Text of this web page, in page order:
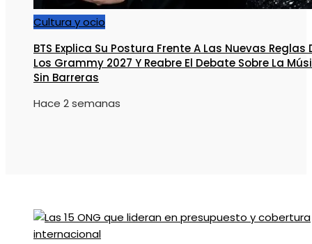
Cultura y ocio
BTS Explica Su Postura Frente A Las Nuevas Reglas
Los Grammy 2027 Y Reabre El Debate Sobre La
Sin Barreras
Hace 2 semanas